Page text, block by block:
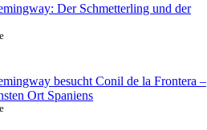
Der Schmetterling und der
besucht Conil de la Frontera –
Ort Spaniens